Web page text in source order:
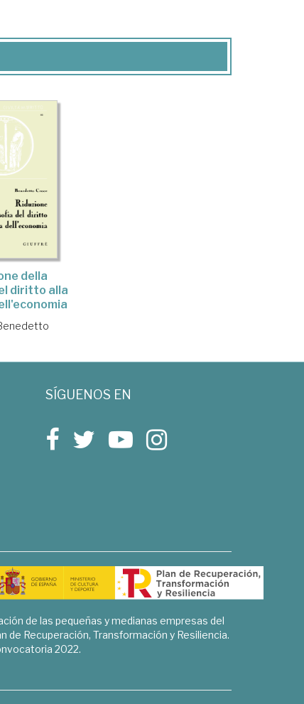
della
diritto alla
SÍGUENOS EN
de las pequeñas y medianas empresas del
de Recuperación, Transformación y Resiliencia.
2022.